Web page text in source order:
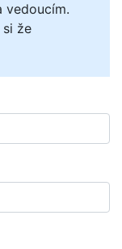
vedoucím.
že